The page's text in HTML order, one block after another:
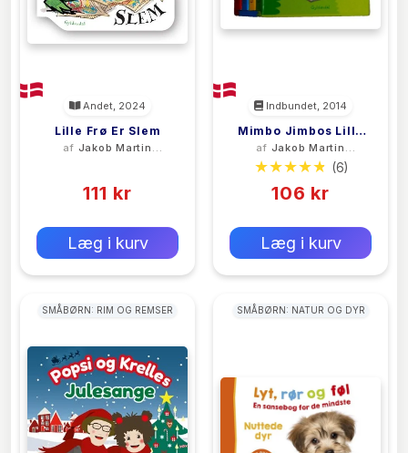
Andet, 2024
Lille Frø Er Slem
af Jakob Martin
111 kr
Læg i kurv
Indbundet, 2014
Mimbo Jimbos Lille
Kasse Med Bøger
af Jakob Martin
Strid
(6)
106 kr
Læg i kurv
SMÅBØRN: RIM OG REMSER SMÅBØRN: NATUR OG DYR